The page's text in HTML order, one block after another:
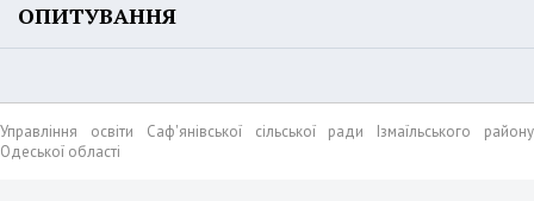
ОПИТУВАННЯ
Управління освіти Саф'янівської сільської ради Ізмаїльського району
Одеської області